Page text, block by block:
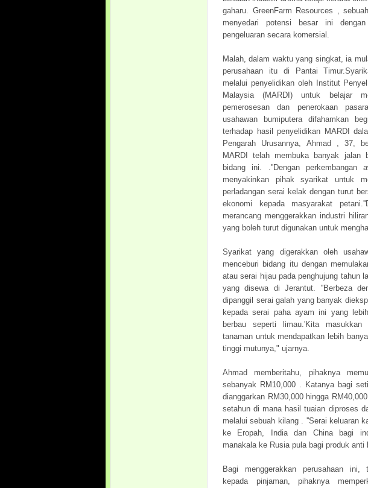
gaharu. GreenFarm Resources ,
menyedari potensi besar ini
pengeluaran secara komersial.
Malah, dalam waktu yang singkat, ia
perusahaan itu di Pantai
melalui penyelidikan oleh Institut
Malaysia (MARDI) untuk belajar
pemerosesan dan penerokaan
usahawan bumiputera difahamkan
terhadap hasil penyelidikan MARDI
Pengarah Urusannya, Ahmad , 37,
MARDI telah membuka banyak jalan
bidang ini. .''Dengan
menyakinkan pihak syarikat untuk
perladangan serai kelak dengan turut
ekonomi kepada masyarakat
merancang menggerakkan industri
yang boleh turut digunakan untuk
Syarikat yang digerakkan oleh
menceburi bidang itu dengan
atau serai hijau pada penghujung tahun
yang disewa di Jerantut. ''Berbeza
dipanggil serai galah yang banyak
kepada serai paha ayam ini yang
berbau seperti limau.'Kita
tanaman untuk mendapatkan lebih
tinggi mutunya," ujarnya.
Ahmad memberitahu, pihaknya
sebanyak RM10,000 . Katanya bagi
dianggarkan RM30,000 hingga
setahun di mana hasil tuaian diproses
melalui sebuah kilang . ''Serai keluaran
ke Eropah, India dan China bagi
manakala ke Rusia pula bagi produk anti
Bagi menggerakkan perusahaan ini,
kepada pinjaman, pihaknya